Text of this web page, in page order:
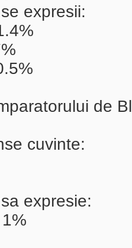
expresii:
de
cuvinte:
expresie: